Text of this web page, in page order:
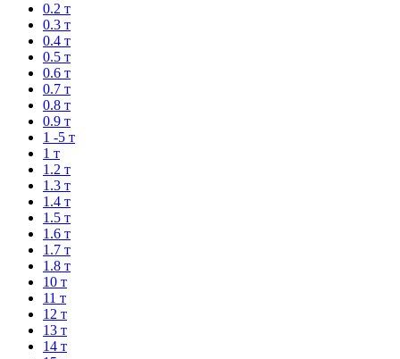
0.2 т
0.3 т
0.4 т
0.5 т
0.6 т
0.7 т
0.8 т
0.9 т
1 -5 т
1 т
1.2 т
1.3 т
1.4 т
1.5 т
1.6 т
1.7 т
1.8 т
10 т
11 т
12 т
13 т
14 т